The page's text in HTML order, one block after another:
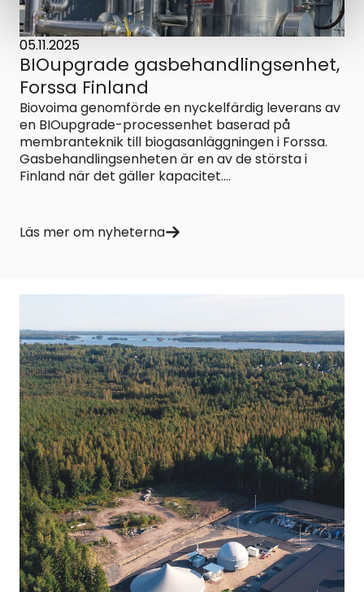
05.11.2025
BIOupgrade gasbehandlingsenhet,
Forssa Finland
Biovoima genomförde en nyckelfärdig leverans av
en BIOupgrade-processenhet baserad på
membranteknik till biogasanläggningen i Forssa.
Gasbehandlingsenheten är en av de största i
Finland när det gäller kapacitet....
Läs mer om nyheterna